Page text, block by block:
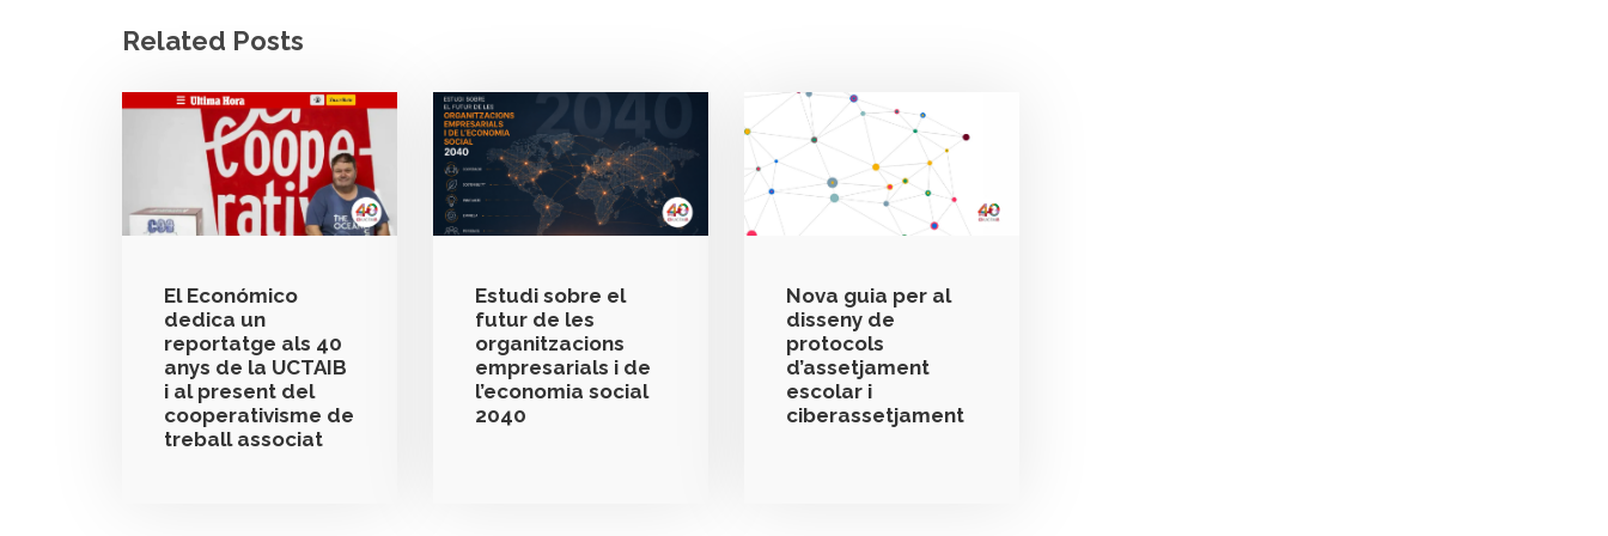
Related Posts
El Económico
dedica un
reportatge als 40
anys de la UCTAIB
i al present del
cooperativisme de
treball associat
Estudi sobre el
futur de les
organitzacions
empresarials i de
l’economia social
2040
Nova guia per al
disseny de
protocols
d’assetjament
escolar i
ciberassetjament